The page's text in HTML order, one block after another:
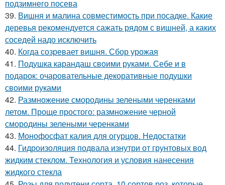
подзимнего посева
39. Вишня и малина совместимость при посадке. Какие
деревья рекомендуется сажать рядом с вишней, а каких
соседей надо исключить
40. Когда созревает вишня. Сбор урожая
41. Подушка карандаш своими руками. Себе и в
подарок: очаровательные декоративные подушки
своими руками
42. Размножение смородины зелеными черенками
летом. Проще простого: размножение черной
смородины зелеными черенками
43. Монофосфат калия для огурцов. Недостатки
44. Гидроизоляция подвала изнутри от грунтовых вод
жидким стеклом. Технология и условия нанесения
жидкого стекла